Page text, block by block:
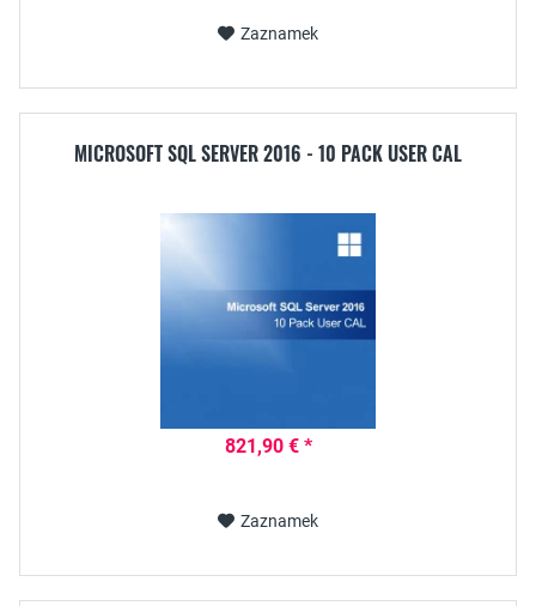
Zaznamek
MICROSOFT SQL SERVER 2016 - 10 PACK USER CAL
821,90 € *
Zaznamek